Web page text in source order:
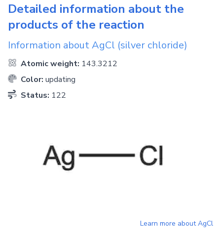
Detailed information about the
products of the reaction
Information aboutAgCl (silver chloride)
Atomic weight: 143.3212
Color: updating
Status: 122
Learn more aboutAgCl